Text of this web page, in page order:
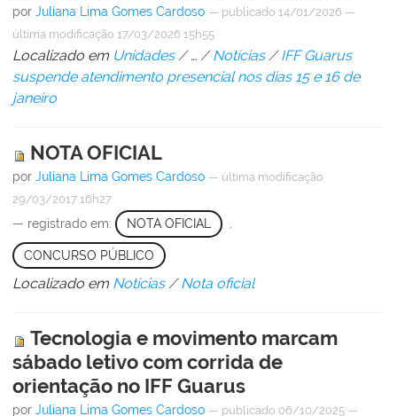
por Juliana Lima Gomes Cardoso — publicado 14/01/2026 —
última modificação 17/03/2026 15h55
Localizado em Unidades /… /Notícias /IFF Guarus
suspende atendimento presencial nos dias 15 e 16 de
janeiro
NOTA OFICIAL
por Juliana Lima Gomes Cardoso — última modificação
29/03/2017 16h27
— registrado em: NOTA OFICIAL
CONCURSO PÚBLICO
Localizado em Notícias /Nota oficial
Tecnologia e movimento marcam
sábado letivo com corrida de
orientação no IFF Guarus
por Juliana Lima Gomes Cardoso — publicado 06/10/2025 —